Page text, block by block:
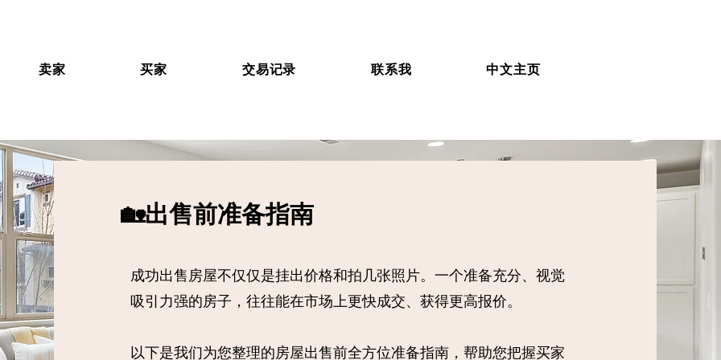
卖家 买家 交易记录 联系我 中文主页
🏡出售前准备指南
成功出售房屋不仅仅是挂出价格和拍几张照片。一个准备充分、视觉
吸引力强的房子，往往能在市场上更快成交、获得更高报价。
以下是我们为您整理的房屋出售前全方位准备指南，帮助您把握买家